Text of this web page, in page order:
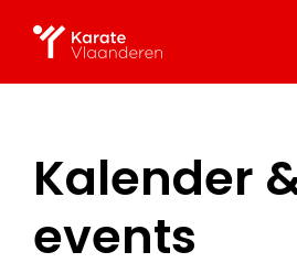
Kalender
events